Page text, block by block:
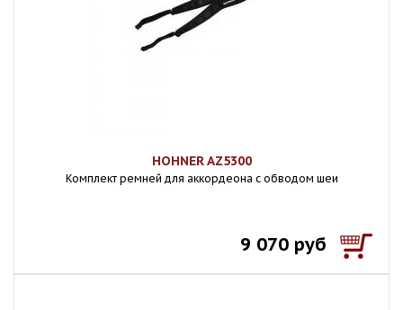
HOHNER AZ5300
Комплект ремней для аккордеона с обводом шеи
9 070 руб